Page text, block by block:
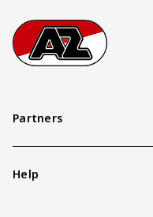
Footer
Ga naar onze homepage
Partners
Help